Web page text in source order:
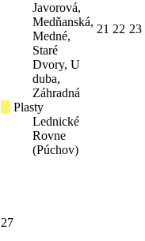
Javorová,
Medňanská,
Medné,
Staré
Dvory, U
duba,
Záhradná
Plasty
Lednické
Rovne
(Púchov)
21 22 23
27